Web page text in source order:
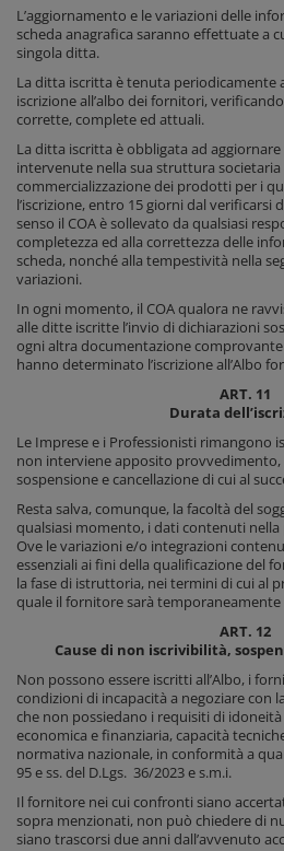
L’aggiornamento e le variazioni delle
scheda anagrafica saranno effettuate a
singola ditta.
La ditta iscritta è tenuta periodicamente
iscrizione all’albo dei fornitori,
corrette, complete ed attuali.
La ditta iscritta è obbligata ad
intervenute nella sua struttura
commercializzazione dei prodotti per i
l’iscrizione, entro 15 giorni dal verificarsi
senso il COA è sollevato da qualsiasi
completezza ed alla correttezza delle
scheda, nonché alla tempestività nella
variazioni.
In ogni momento, il COA qualora ne
alle ditte iscritte l’invio di dichiarazioni
ogni altra documentazione
hanno determinato l’iscrizione all’Albo
ART. 11
Durata
Le Imprese e i Professionisti rimangono
non interviene apposito
sospensione e cancellazione di cui al
Resta salva, comunque, la facoltà del
qualsiasi momento, i dati contenuti
Ove le variazioni e/o integrazioni
essenziali ai fini della qualificazione del
la fase di istruttoria, nei termini di cui al
quale il fornitore sarà temporaneamente
ART. 12
Cause di non iscrivibilità,
Non possono essere iscritti all’Albo, i
condizioni di incapacità a negoziare con
che non possiedano i requisiti di
economica e finanziaria, capacità
normativa nazionale, in conformità a
95 e ss. del D.Lgs. 36/2023 e s.m.i.
Il fornitore nei cui confronti siano
sopra menzionati, non può chiedere di
siano trascorsi due anni dall’avvenuto